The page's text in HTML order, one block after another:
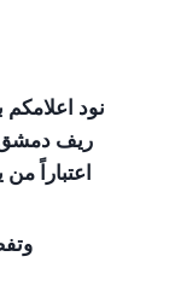
نود
ريف دمشق
اعتباراً من